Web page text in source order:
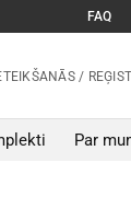
FAQ
/
Par